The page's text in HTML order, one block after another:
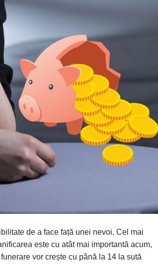
de a face față unei nevoi. Cel mai
este cu atât mai importantă acum,
vor crește cu până la 14 la sută